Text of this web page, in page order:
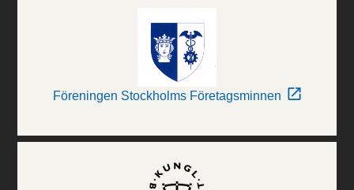
Föreningen Stockholms Företagsminnen